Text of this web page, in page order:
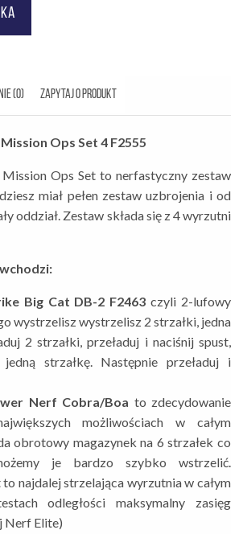
(0) ZAPYTAJ O PRODUKT
Ops Set 4 F2555
Ops Set to nerfastyczny zestaw
miał pełen zestaw uzbrojenia i od
oddział. Zestaw składa się z 4 wyrzutni
Big Cat DB-2 F2463czyli 2-lufowy
wystrzelisz wystrzelisz 2 strzałki, jedna
2 strzałki, przeładuj i naciśnij spust,
strzałkę. Następnie przeładuj i
Nerf Cobra/Boa to zdecydowanie
możliwościach w całym
obrotowy magazynek na 6 strzałek co
je bardzo szybko wstrzelić.
najdalej strzelająca wyrzutnia w całym
odległości maksymalny zasięg
Nerf Elite)